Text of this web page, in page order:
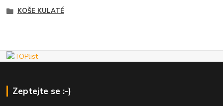
KOŠE KULATÉ
Zeptejte se :-)